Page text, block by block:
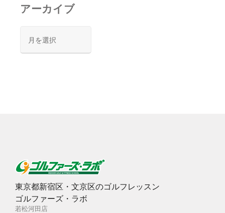
アーカイブ
カ
東京都新宿区・文京区のゴルフレッスン
ゴルファーズ・ラボ
若松河田店